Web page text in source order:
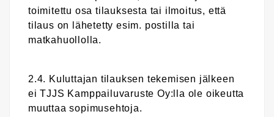
toimitettu osa tilauksesta tai ilmoitus, että
tilaus on lähetetty esim. postilla tai
matkahuollolla.
2.4. Kuluttajan tilauksen tekemisen jälkeen
ei TJJS Kamppailuvaruste Oy:lla ole oikeutta
muuttaa sopimusehtoja.